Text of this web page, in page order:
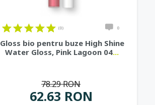
(0) 0
Gloss bio pentru buze High Shine
Water Gloss, Pink Lagoon 04...
62.63 RON
78.29 RON